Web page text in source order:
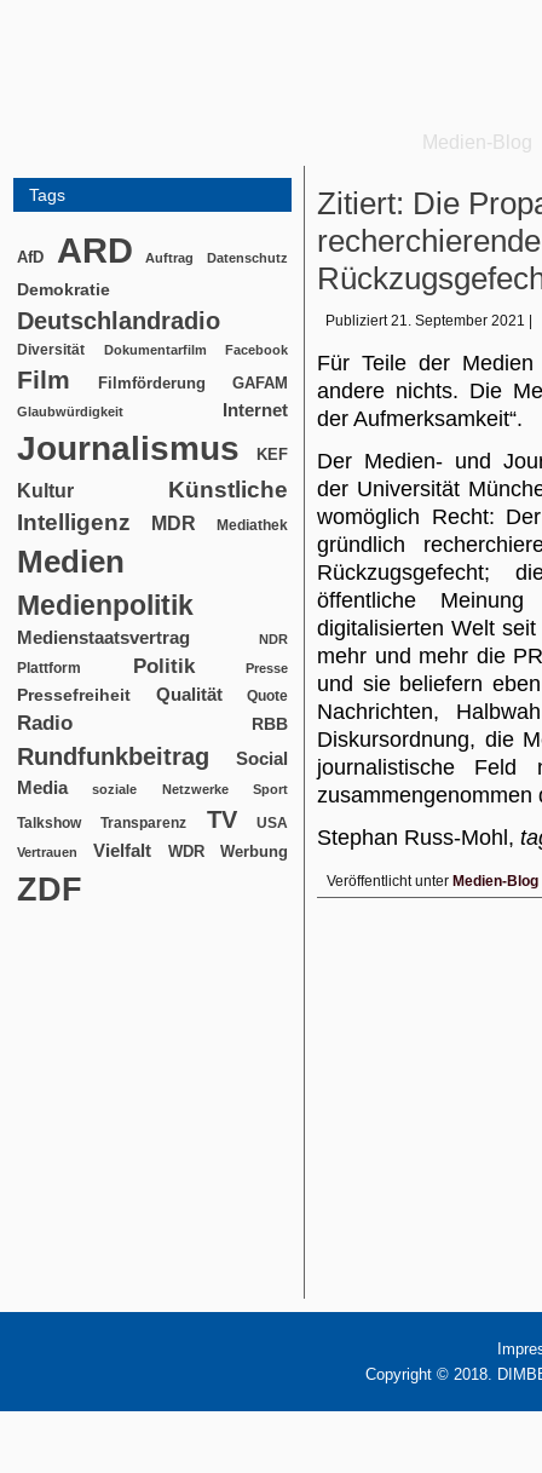
Medien-Blog
Tags
AfD ARD Auftrag Datenschutz
Demokratie
Deutschlandradio
Diversität Dokumentarfilm Facebook
Film Filmförderung GAFAM
Glaubwürdigkeit Internet
Journalismus KEF
Kultur
Künstliche
Intelligenz
MDR Mediathek
Medien
Medienpolitik
Medienstaatsvertrag NDR
Plattform Politik Presse
Pressefreiheit Qualität Quote
Radio RBB
Rundfunkbeitrag
Social
Media
soziale Netzwerke Sport
Talkshow Transparenz TV USA
Vertrauen Vielfalt WDR Werbung
ZDF
Zitiert: Die
Publiziert 21. September 2021
Für Teile der
andere nichts. Die
der Aufmerksamkeit“.
Der Medien- und
der Universität
womöglich Recht:
gründlich
Rückzugsgefecht;
öffentliche
digitalisierten Welt
mehr und mehr die
und sie beliefern
Nachrichten,
Diskursordnung, die
journalistische
Stephan Russ-Mohl,
Veröffentlicht unter Medien-Blog
Copyright © 2018.